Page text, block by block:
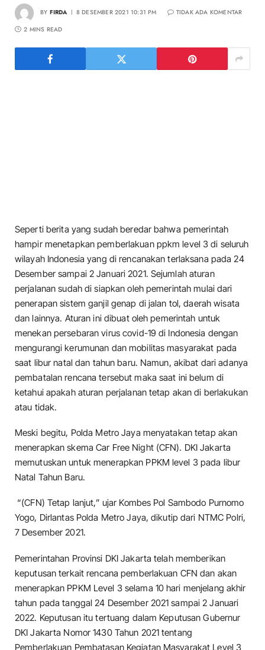
BY FIRDA 8 DESEMBER 2021 10:31 PM
TIDAK ADA KOMENTAR
2 MINS READ
Seperti berita yang sudah beredar bahwa pemerintah
hampir menetapkan pemberlakuan ppkm level 3 di seluruh
wilayah Indonesia yang di rencanakan terlaksana pada 24
Desember sampai 2 Januari 2021. Sejumlah aturan
perjalanan sudah di siapkan oleh pemerintah mulai dari
penerapan sistem ganjil genap di jalan tol, daerah wisata
dan lainnya. Aturan ini dibuat oleh pemerintah untuk
menekan persebaran virus covid-19 di Indonesia dengan
mengurangi kerumunan dan mobilitas masyarakat pada
saat libur natal dan tahun baru. Namun, akibat dari adanya
pembatalan rencana tersebut maka saat ini belum di
ketahui apakah aturan perjalanan tetap akan di berlakukan
atau tidak.
Meski begitu, Polda Metro Jaya menyatakan tetap akan
menerapkan skema Car Free Night (CFN). DKI Jakarta
memutuskan untuk menerapkan PPKM level 3 pada libur
Natal Tahun Baru.
“(CFN) Tetap lanjut,” ujar Kombes Pol Sambodo Purnomo
Yogo, Dirlantas Polda Metro Jaya, dikutip dari NTMC Polri,
7 Desember 2021.
Pemerintahan Provinsi DKI Jakarta telah memberikan
keputusan terkait rencana pemberlakuan CFN dan akan
menerapkan PPKM Level 3 selama 10 hari menjelang akhir
tahun pada tanggal 24 Desember 2021 sampai 2 Januari
2022. Keputusan itu tertuang dalam Keputusan Gubernur
DKI Jakarta Nomor 1430 Tahun 2021 tentang
Pemberlakuan Pembatasan Kegiatan Masyarakat Level 3